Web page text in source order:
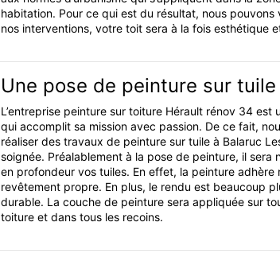
habitation. Pour ce qui est du résultat, nous pouvons
nos interventions, votre toit sera à la fois esthétique
Une pose de peinture sur
L’entreprise peinture sur toiture Hérault rénov 34 est
qui accomplit sa mission avec passion. De ce fait,
réaliser des travaux de peinture sur tuile à Balaruc
soignée. Préalablement à la pose de peinture, il sera
en profondeur vos tuiles. En effet, la peinture adhère
revêtement propre. En plus, le rendu est beaucoup
durable. La couche de peinture sera appliquée sur
toiture et dans tous les recoins.